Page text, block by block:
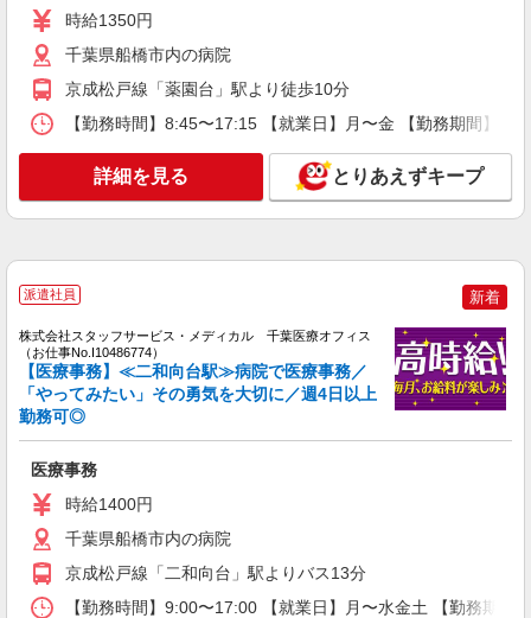
日による
株式会社トラストグロース 新宿本社 第1営業部
時給：1200円〜 ※資格・経験などによる
千葉県船橋市
キープ 詳細を見る
派遣社員
病院での医療事務
キープ 詳細を見る
時給1350円
千葉県船橋市内の病院
京成松戸線「薬園台」駅より徒歩10分
【勤務時間】8:45〜17:15 【就業日】月〜金 【勤務期間】長期
詳細を見る とりあえずキープ
派遣社員 新着
株式会社スタッフサービス・メディカル 千葉医療オフィス
（お仕事No.I10486774）
【医療事務】≪二和向台駅≫病院で医療事務／
「やってみたい」その勇気を大切に／週4日以上
勤務可◎
医療事務
時給1400円
千葉県船橋市内の病院
京成松戸線「二和向台」駅よりバス13分
【勤務時間】9:00〜17:00 【就業日】月〜水金土 【勤務期間